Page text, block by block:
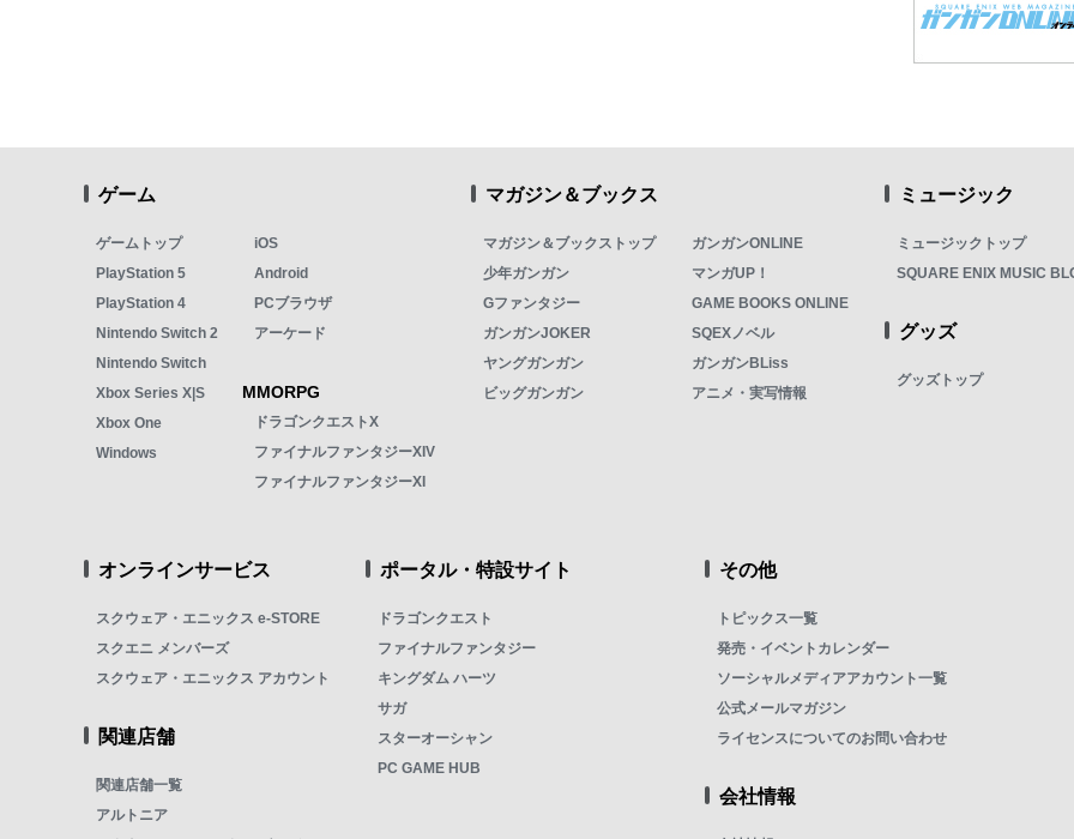
ゲーム
ゲームトップ
PlayStation 5
PlayStation 4
Nintendo Switch 2
Nintendo Switch
Xbox Series X|S
Xbox One
Windows
iOS
Android
PCブラウザ
アーケード
MMORPG
ドラゴンクエストX
ファイナルファンタジーXIV
ファイナルファンタジーXI
マガジン＆ブックス
マガジン＆ブックストップ
少年ガンガン
Gファンタジー
ガンガンJOKER
ヤングガンガン
ビッグガンガン
ガンガンONLINE
マンガUP！
GAME BOOKS ONLINE
SQEXノベル
ガンガンBLiss
アニメ・実写情報
ミュージック
ミュージックトップ
SQUARE ENIX MUSIC
グッズ
グッズトップ
オンラインサービス
スクウェア・エニックス e-STORE
スクエニ メンバーズ
スクウェア・エニックス アカウント
関連店舗
関連店舗一覧
アルトニア
ポータル・特設サイト
ドラゴンクエスト
ファイナルファンタジー
キングダム ハーツ
サガ
スターオーシャン
PC GAME HUB
その他
トピックス一覧
発売・イベントカレンダー
ソーシャルメディアアカウント一覧
公式メールマガジン
ライセンスについてのお問い合わせ
会社情報